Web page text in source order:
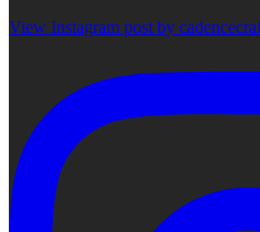
View Instagram post by